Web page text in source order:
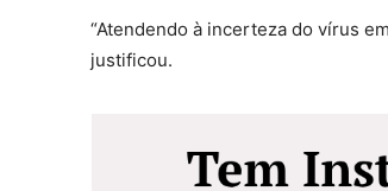
“Atendendo à incerteza do vírus
justificou.